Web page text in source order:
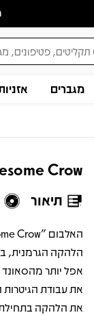
מגברים
Crow
תיאור
הלהקה הגרמנית,
אפל יותר
את עבודת
את הלהקה